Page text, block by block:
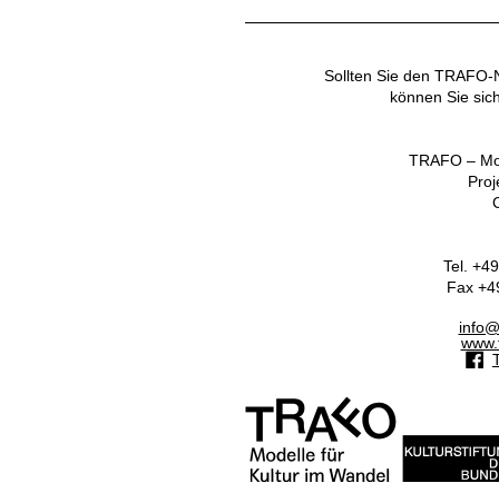
Sollten Sie den
können Sie
TRAFO –
Tel.
Fax